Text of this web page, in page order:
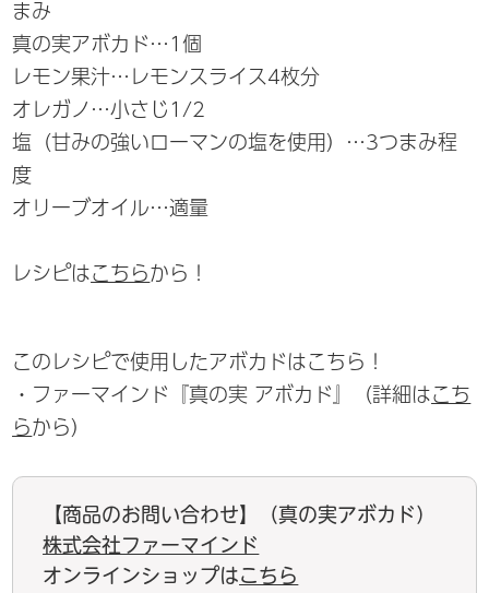
まみ
真の実アボカド…1個
レモン果汁…レモンスライス4枚分
オレガノ…小さじ1/2
塩（甘みの強いローマンの塩を使用）…3つまみ程
度
オリーブオイル…適量
レシピはこちらから！
このレシピで使用したアボカドはこちら！
・ファーマインド『真の実 アボカド』（詳細はこち
らから）
【商品のお問い合わせ】（真の実アボカド）
株式会社ファーマインド
オンラインショップはこちら